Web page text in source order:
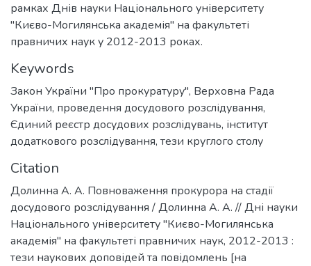
рамках Днів науки Національного університету
"Києво-Могилянська академія" на факультеті
правничих наук у 2012-2013 роках.
Keywords
Закон України "Про прокуратуру", Верховна Рада
України, проведення досудового розслідування,
Єдиний реєстр досудових розслідувань, інститут
додаткового розслідування, тези круглого столу
Citation
Долинна А. А. Повноваження прокурора на стадії
досудового розслідування / Долинна А. А. // Дні науки
Національного університету "Києво-Могилянська
академія" на факультеті правничих наук, 2012-2013 :
тези наукових доповідей та повідомлень [на